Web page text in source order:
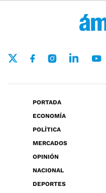
PORTADA
ECONOMÍA
POLÍTICA
MERCADOS
OPINIÓN
NACIONAL
DEPORTES